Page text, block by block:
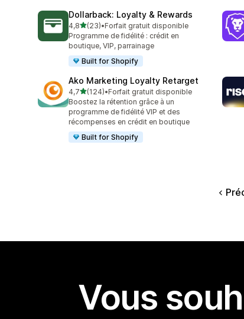
Dollarback: Loyalty & Rewards
4,8étoile(s) sur 5
(23)
23 avis au total
•Forfait gratuit disponible
Programme de fidélité : crédit en
boutique, VIP, parrainage
Built for Shopify
Ako Marketing Loyalty Retarget
4,7étoile(s) sur 5
(124)
124 avis au total
•Forfait gratuit disponible
Boostez la rétention grâce à un
programme de fidélité VIP et des
récompenses en crédit en boutique
Built for Shopify
Vous